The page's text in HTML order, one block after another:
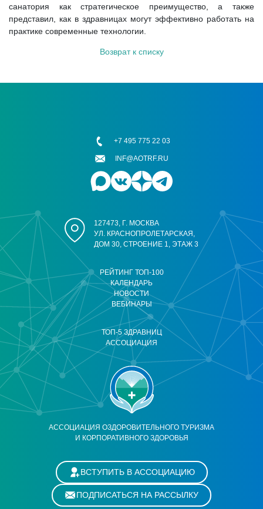
санатория как стратегическое преимущество, а также
представил, как в здравницах могут эффективно работать на
практике современные технологии.
Возврат к списку
АССОЦИАЦИЯ ОЗДОРОВИТЕЛЬНОГО ТУРИЗМА
И КОРПОРАТИВНОГО ЗДОРОВЬЯ
РЕЙТИНГ ТОП-100
КАЛЕНДАРЬ
НОВОСТИ
ВЕБИНАРЫ
ТОП-5 ЗДРАВНИЦ
АССОЦИАЦИЯ
127473, Г. МОСКВА
УЛ. КРАСНОПРОЛЕТАРСКАЯ,
ДОМ 30, СТРОЕНИЕ 1, ЭТАЖ 3
+7 495 775 22 03
INF@AOTRF.RU
ВСТУПИТЬ В АССОЦИАЦИЮ
ПОДПИСАТЬСЯ НА РАССЫЛКУ